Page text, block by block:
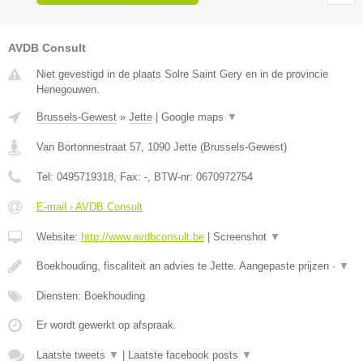
AVDB Consult
Niet gevestigd in de plaats Solre Saint Gery en in de provincie
Henegouwen.
Brussels-Gewest » Jette | Google maps ▼
Van Bortonnestraat 57 1090 Jette (Brussels-Gewest)
Tel: 0495719318 , Fax: - , BTW-nr: 0670972754
E-mail › AVDB Consult
Website: http://www.avdbconsult.be | Screenshot ▼
Boekhouding, fiscaliteit an advies te Jette. Aangepaste prijzen · ▼
Diensten: Boekhouding
Er wordt gewerkt op afspraak.
Laatste tweets ▼ | Laatste facebook posts ▼